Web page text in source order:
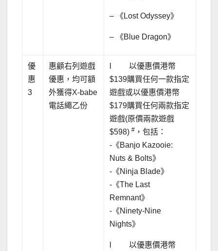
– 《Lost Odyssey》
– 《Blue Dragon》
優
惠
3
惠顧右列遊戲
優惠，均可額
外獲得X-babe
電話繩乙份
l 以優惠價港幣
$139購買任何一款指定
遊戲或以優惠價港幣
$179購買任何兩款指定
遊戲(原價兩款遊戲
$598)# ，包括：
-《Banjo Kazooie:
Nuts & Bolts》
-《Ninja Blade》
-《The Last
Remnant》
-《Ninety-Nine
Nights》
l 以優惠價港幣